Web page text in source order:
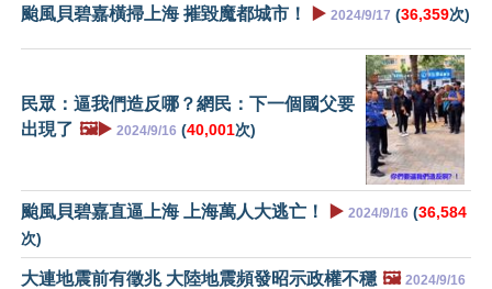
颱風貝碧嘉橫掃上海 摧毀魔都城市！ ▶️ 2024/9/17 (36,359次)
民眾：逼我們造反哪？網民：下一個國父要
出現了 🖼️▶️ 2024/9/16 (40,001次)
颱風貝碧嘉直逼上海 上海萬人大逃亡！ ▶️ 2024/9/16 (36,584
次)
大連地震前有徵兆 大陸地震頻發昭示政權不穩 🖼️ 2024/9/16